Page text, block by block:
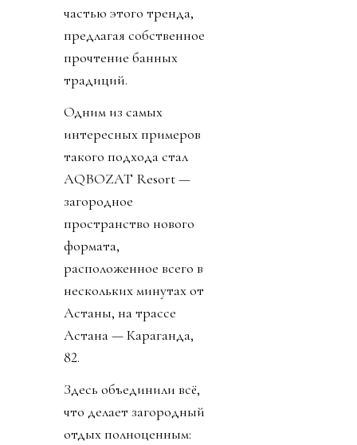
частью этого тренда,
предлагая собственное
прочтение банных
традиций.
Одним из самых
интересных примеров
такого подхода стал
AQBOZAT Resort —
загородное
пространство нового
формата,
расположенное всего в
нескольких минутах от
Астаны, на трассе
Астана — Караганда,
82.
Здесь объединили всё,
что делает загородный
отдых полноценным: